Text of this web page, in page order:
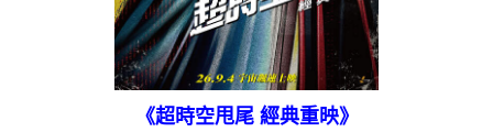
《超時空甩尾 經典重映》